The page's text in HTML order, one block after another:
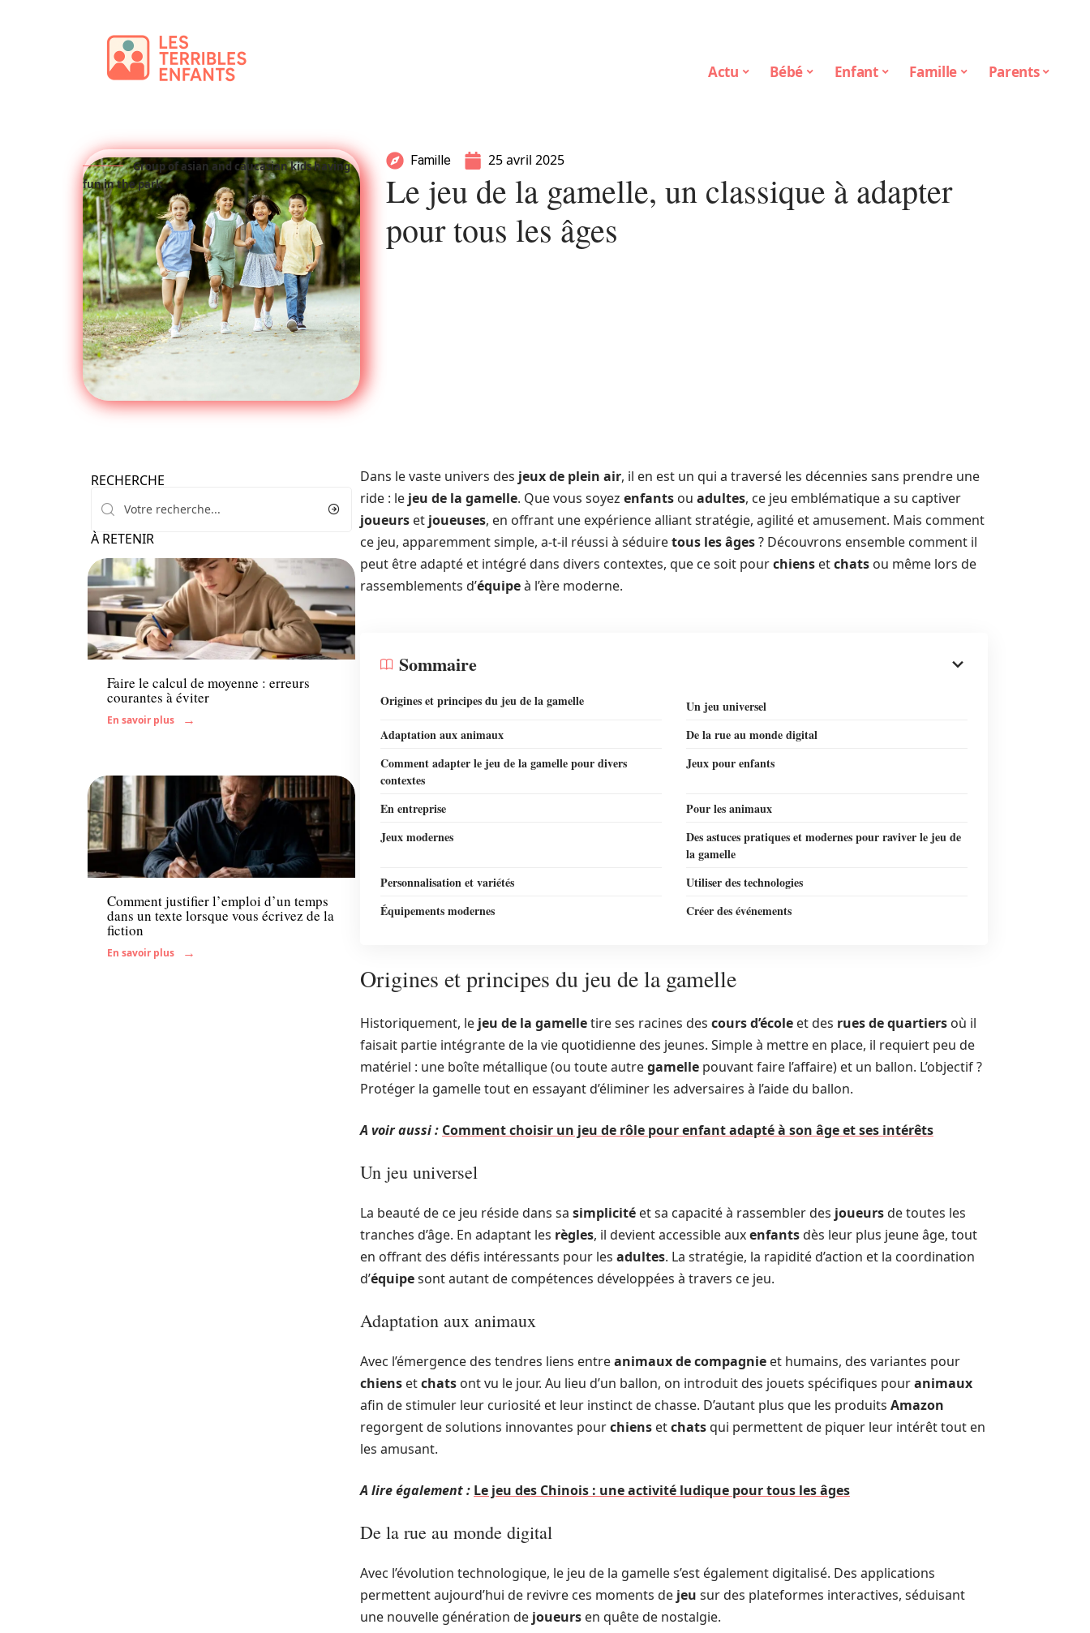
Actu Bébé Enfant Famille Parents
Group of asian and caucasian kids having
fun in the park
Famille 25 avril 2025
Le jeu de la gamelle, un classique à adapter
pour tous les âges
RECHERCHE
À RETENIR
Enfant
Faire le calcul de moyenne : erreurs
courantes à éviter
En savoir plus
Comment justifier l’emploi d’un temps
dans un texte lorsque vous écrivez de la
fiction
En savoir plus
Dans le vaste univers des jeux de plein air, il en est un qui a traversé les décennies sans prendre une
ride : le jeu de la gamelle. Que vous soyez enfants ou adultes, ce jeu emblématique a su captiver
joueurs et joueuses, en offrant une expérience alliant stratégie, agilité et amusement. Mais comment
ce jeu, apparemment simple, a-t-il réussi à séduiretous les âges? Découvrons ensemble comment il
peut être adapté et intégré dans divers contextes, que ce soit pourchiens etchats ou même lors de
rassemblements d’équipeà l’ère moderne.
Sommaire
Origines et principes du jeu de la gamelle
Un jeu universel
Adaptation aux animaux
De la rue au monde digital
Comment adapter le jeu de la gamelle pour divers
contextes
Jeux pour enfants
En entreprise
Pour les animaux
Jeux modernes
Des astuces pratiques et modernes pour raviver le jeu de
la gamelle
Personnalisation et variétés
Utiliser des technologies
Équipements modernes
Créer des événements
Origines et principes du jeu de la gamelle
Historiquement, le jeu de la gamelletire ses racines des cours d’école et des rues de quartiers où il
faisait partie intégrante de la vie quotidienne des jeunes. Simple à mettre en place, il requiert peu de
matériel : une boîte métallique (ou toute autregamelle pouvant faire l’affaire) et un ballon. L’objectif ?
Protéger la gamelle tout en essayant d’éliminer les adversaires à l’aide du ballon.
A voir aussi : Comment choisir un jeu de rôle pour enfant adapté à son âge et ses intérêts
Un jeu universel
La beauté de ce jeu réside dans sa simplicité et sa capacité à rassembler des joueursde toutes les
tranches d’âge. En adaptant les règles, il devient accessible auxenfantsdès leur plus jeune âge, tout
en offrant des défis intéressants pour les adultes. La stratégie, la rapidité d’action et la coordination
d’équipesont autant de compétences développées à travers ce jeu.
Adaptation aux animaux
Avec l’émergence des tendres liens entreanimaux de compagnie et humains, des variantes pour
chiens etchats ont vu le jour. Au lieu d’un ballon, on introduit des jouets spécifiques pouranimaux
afin de stimuler leur curiosité et leur instinct de chasse. D’autant plus que les produits Amazon
regorgent de solutions innovantes pourchiens etchatsqui permettent de piquer leur intérêt tout en
les amusant.
A lire également : Le jeu des Chinois : une activité ludique pour tous les âges
De la rue au monde digital
Avec l’évolution technologique, le jeu de la gamelle s’est également digitalisé. Des applications
permettent aujourd’hui de revivre ces moments de jeu sur des plateformes interactives, séduisant
une nouvelle génération de joueurs en quête de nostalgie.